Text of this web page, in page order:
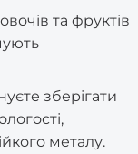
та фруктів
зберігати
металу.